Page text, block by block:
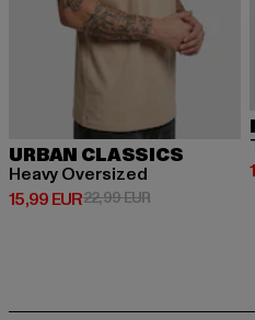
URBAN CLASSICS
Heavy Oversized
15,99 EUR
Derzeitiger Preis: 15,99 EUR
22,99 EURAktionspreis: